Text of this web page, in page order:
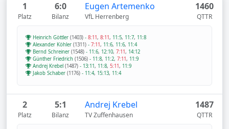
1
Platz
6:0
Bilanz
Eugen Artemenko
VfL Herrenberg
1460
QTTR
Heinrich Göttler (1403) - 8:11, 8:11, 11:5, 11:7, 11:8
Alexander Köhler (1311) - 7:11, 11:6, 11:6, 11:4
Bernd Schreiner (1548) - 11:6, 12:10, 7:11, 14:12
Günther Friedrich (1506) - 11:8, 11:2, 7:11, 11:9
Andrej Krebel (1487) - 13:11, 11:8, 5:11, 11:9
Jakob Schaber (1176) - 11:4, 15:13, 11:4
2
Platz
5:1
Bilanz
Andrej Krebel
TV Zuffenhausen
1487
QTTR